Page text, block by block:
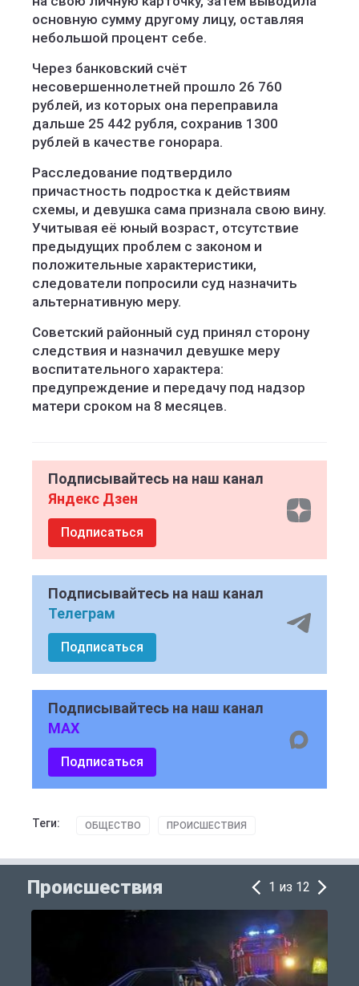
основную сумму другому лицу, оставляя
небольшой процент себе.
Через банковский счёт
несовершеннолетней прошло 26 760
рублей, из которых она переправила
дальше 25 442 рубля, сохранив 1300
рублей в качестве гонорара.
Расследование подтвердило
причастность подростка к действиям
схемы, и девушка сама признала свою вину.
Учитывая её юный возраст, отсутствие
предыдущих проблем с законом и
положительные характеристики,
следователи попросили суд назначить
альтернативную меру.
Советский районный суд принял сторону
следствия и назначил девушке меру
воспитательного характера:
предупреждение и передачу под надзор
матери сроком на 8 месяцев.
Подписывайтесь на наш канал
Яндекс Дзен
Подписаться
Подписывайтесь на наш канал
Телеграм
Подписаться
Подписывайтесь на наш канал
MAX
Подписаться
Теги: ОБЩЕСТВО ПРОИСШЕСТВИЯ
Происшествия 1 из 12